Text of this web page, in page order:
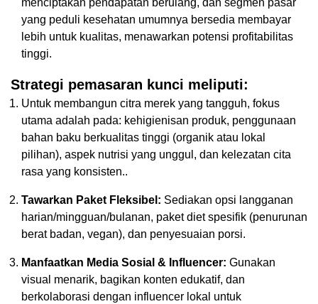
menciptakan pendapatan berulang, dan segmen pasar
yang peduli kesehatan umumnya bersedia membayar
lebih untuk kualitas, menawarkan potensi profitabilitas
tinggi.
Strategi pemasaran kunci meliputi:
Untuk membangun citra merek yang tangguh, fokus
utama adalah pada: kehigienisan produk, penggunaan
bahan baku berkualitas tinggi (organik atau lokal
pilihan), aspek nutrisi yang unggul, dan kelezatan cita
rasa yang konsisten..
Tawarkan Paket Fleksibel: Sediakan opsi langganan
harian/mingguan/bulanan, paket diet spesifik (penurunan
berat badan, vegan), dan penyesuaian porsi.
Manfaatkan Media Sosial & Influencer: Gunakan
visual menarik, bagikan konten edukatif, dan
berkolaborasi dengan influencer lokal untuk